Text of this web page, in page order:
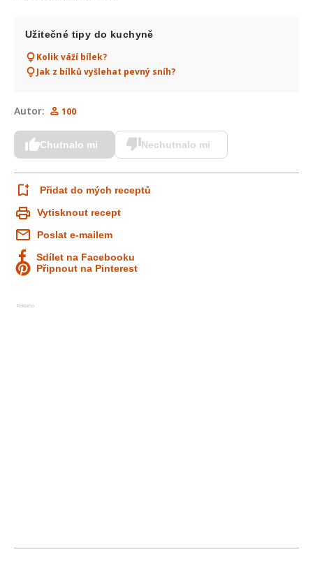
Užitečné tipy do kuchyně
Kolik váží bílek?
Jak z bílků vyšlehat pevný sníh?
Autor: 100
Chutnalo mi Nechutnalo mi
Přidat do mých receptů
Vytisknout recept
Poslat e-mailem
Sdílet na Facebooku
Připnout na Pinterest
Reklama